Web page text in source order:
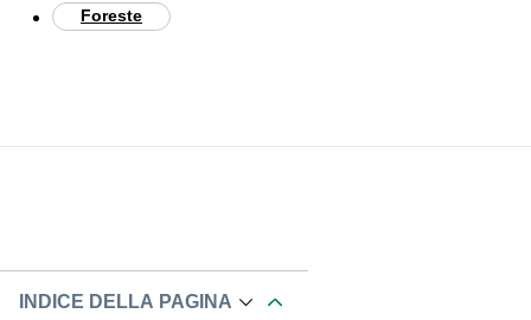
Foreste
INDICE DELLA PAGINA